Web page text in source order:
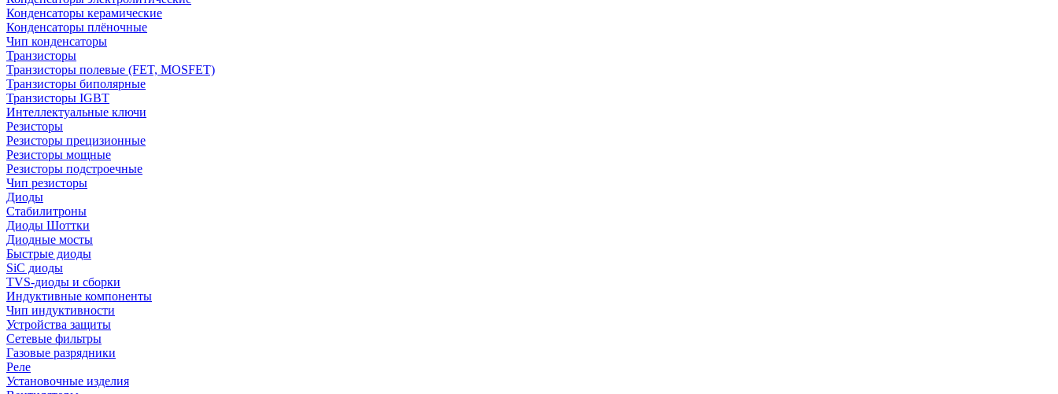
Конденсаторы керамические
Конденсаторы плёночные
Чип конденсаторы
Транзисторы
Транзисторы полевые (FET, MOSFET)
Транзисторы биполярные
Транзисторы IGBT
Интеллектуальные ключи
Резисторы
Резисторы прецизионные
Резисторы мощные
Резисторы подстроечные
Чип резисторы
Диоды
Стабилитроны
Диоды Шоттки
Диодные мосты
Быстрые диоды
SiC диоды
TVS-диоды и сборки
Индуктивные компоненты
Чип индуктивности
Устройства защиты
Сетевые фильтры
Газовые разрядники
Реле
Установочные изделия